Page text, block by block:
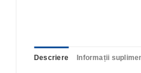
Descriere Informații